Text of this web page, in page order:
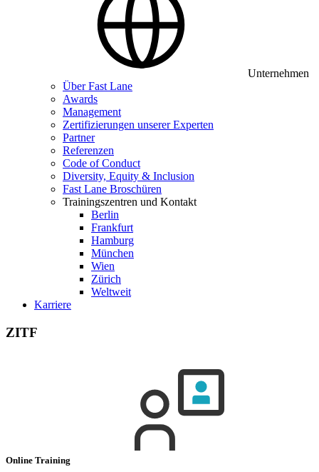
Unternehmen
Über Fast Lane
Awards
Management
Zertifizierungen unserer Experten
Partner
Referenzen
Code of Conduct
Diversity, Equity & Inclusion
Fast Lane Broschüren
Trainingszentren und Kontakt
Berlin
Frankfurt
Hamburg
München
Wien
Zürich
Weltweit
Karriere
ZITF
Online Training